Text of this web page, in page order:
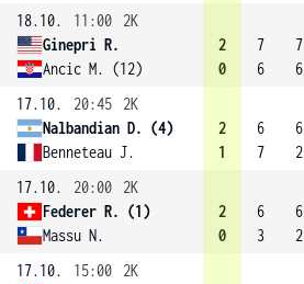
18.10.
11:00
2K
Ginepri R.
Ancic M. (12)
2
0
7
6
7
6
17.10.
20:45
2K
Nalbandian D. (4)
Benneteau J.
2
1
6
7
6
2
17.10.
20:00
2K
Federer R. (1)
Massu N.
2
0
6
3
6
2
17.10.
15:00
2K